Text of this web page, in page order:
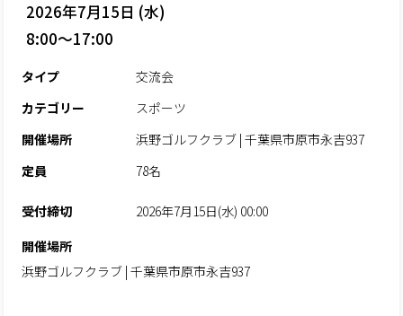
2026年7月15日 (水)
8:00～17:00
タイプ
交流会
カテゴリー
スポーツ
開催場所
浜野ゴルフクラブ | 千葉県市原市永吉937
定員
78名
受付締切
2026年7月15日(水) 00:00
開催場所
浜野ゴルフクラブ | 千葉県市原市永吉937